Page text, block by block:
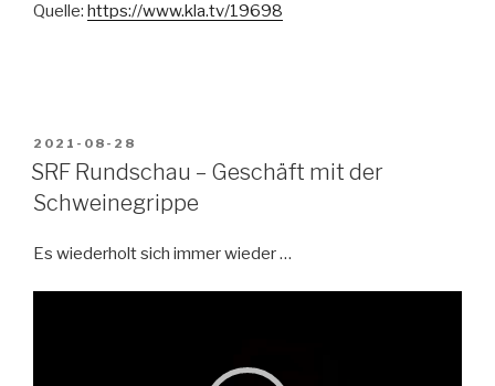
Quelle: https://www.kla.tv/19698
VERÖFFENTLICHT
AM
2021-08-28
SRF Rundschau – Geschäft mit der
Schweinegrippe
Es wiederholt sich immer wieder …